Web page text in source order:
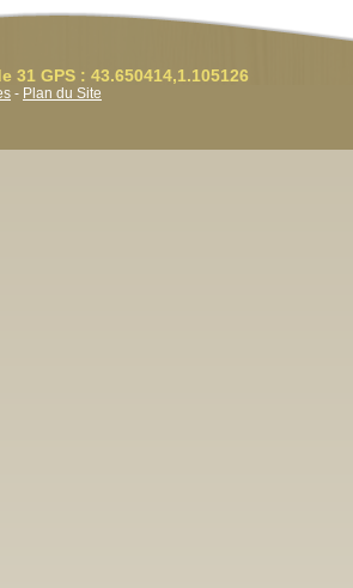
31 GPS : 43.650414,1.105126
- Plan du Site